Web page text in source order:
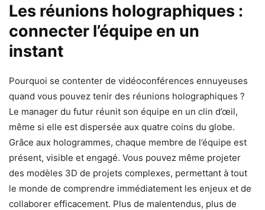
Les réunions holographiques :
connecter l’équipe en un
instant
Pourquoi se contenter de vidéoconférences ennuyeuses
quand vous pouvez tenir des réunions holographiques ?
Le manager du futur réunit son équipe en un clin d’œil,
même si elle est dispersée aux quatre coins du globe.
Grâce aux hologrammes, chaque membre de l’équipe est
présent, visible et engagé. Vous pouvez même projeter
des modèles 3D de projets complexes, permettant à tout
le monde de comprendre immédiatement les enjeux et de
collaborer efficacement. Plus de malentendus, plus de